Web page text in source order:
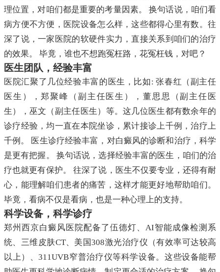
理位置，对咱们都是重要的考量因素。 换句话说，咱们看
病方便不方便，医院设备怎么样，这些都得心里有数。往
深了说，一家医院的软硬件实力，直接关系到咱们的治疗
的效果。 毕竟，谁也不想跑冤枉路，花冤枉钱，对吧？
医生团队，经验丰富
医院汇聚了几位经验丰富的医生，比如: 张春红（副主任
医生），郑聚峰（副主任医生），董思思（副主任医
生），巫文（副主任医生）等。这几位医生都有数余年的
诊疗经验，均一直在本院坐诊，累计接诊上千例，治疗上
千例。 医生诊疗经验丰富，对白癜风的诊断和治疗，科学
是更有把握。 换句话说，选择经验丰富的医生，咱们的治
疗也就更有保护。 往深了说，医生不仅要专业，还得有耐
心，能理解咱们患者的痛苦，这样才能更好地帮助咱们。
毕竟，看病不仅是看病，也是一种心理上的支持。
科学设备，科学诊疗
郑州西京白癜风医院配备了伍德灯、AI智能成像检测系
统、三维皮肤CT、美国308激光治疗仪（有效率可达较高
以上）、311UVB窄普治疗仪等科学设备。这些设备能帮